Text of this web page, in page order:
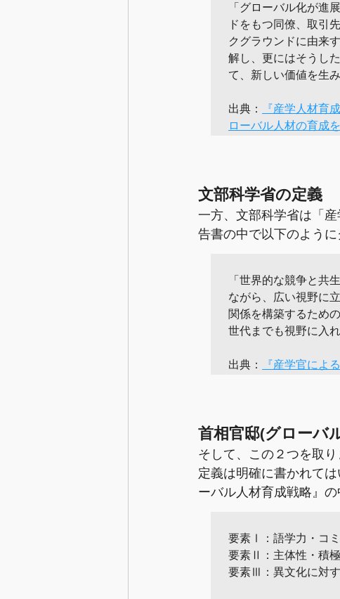
「グローバル化が進
ドをもつ同僚、取引
クグラウンドに由来
解し、更にはそうし
て、新しい価値を生
出典：
『産学人材育
ローバル人材の育成
文部科学省の定義
一方、文部科学省は「
告書の中で以下のように
「世界的な競争と共
ながら、広い視野に
関係を構築するため
世代までも視野に入
出典： 『産学官によ
首相官邸(グローバ
そして、この２つを取り
定義は明確に書かれて
ーバル人材育成戦略』
要素Ⅰ：語学力・コ
要素Ⅱ：主体性・積
要素Ⅲ：異文化に対